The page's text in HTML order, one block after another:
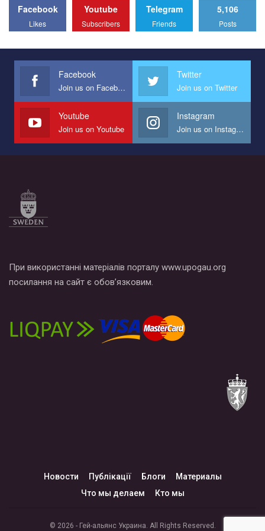
All you have to do is to press "Like" below the video.
Эмоционально сильный ролик от команды "Гей-альянс
представляющий программу развития организации.
Мы просим вас поддержать нас и помочь нам реализовать
наш план по борьбе с насилием и дискриминацией на почве
СОГИ в Украине.
Все, что вам нужно сделать - это зайти на наш канал YouTube
по этой ссылке и поставить лайк под видео.
Facebook
Likes
Youtube
Subscribers
Telegram
Friends
5,106
Posts
Facebook
Join us on Facebook
Twitter
Join us on Twitter
Youtube
Join us on Youtube
Instagram
Join us on Instagram
При використанні матеріалів порталу www.upogau.org
посилання на сайт є обов’язковим.
Новости Публікації Блоги
Материалы
Что мы делаем
Кто мы
© 2026 - Гей-альянс Украина. All Rights Reserved.